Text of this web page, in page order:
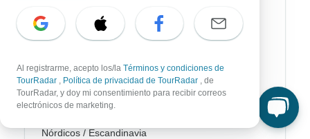
Islas Griegas
Irlanda
Italia
Nórdicos / Escandinavia
Al registrarme, acepto los/la Términos y condiciones de
TourRadar , Política de privacidad de TourRadar , de
TourRadar, y doy mi consentimiento para recibir correos
electrónicos de marketing.